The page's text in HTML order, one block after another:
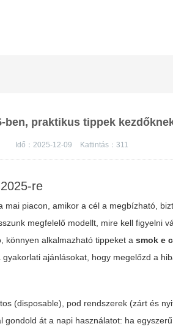
praktikus tippek
Idő：2025-12-09 Kattintás：311
re
piacon, amikor a cél a megbízható,
megfelelő modellt, mire kell figyelni
könnyen alkalmazható tippeket asmok e
ajánlásokat, hogy megelőzd a
(disposable), pod rendszerek (zárt és
gondold át a napi használatot: ha